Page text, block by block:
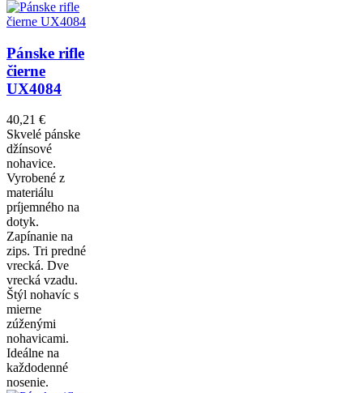
Pánske rifle
čierne
UX4084
40,21 €
Skvelé pánske
džínsové
nohavice.
Vyrobené z
materiálu
príjemného na
dotyk.
Zapínanie na
zips. Tri predné
vrecká. Dve
vrecká vzadu.
Štýl nohavíc s
mierne
zúženými
nohavicami.
Ideálne na
každodenné
nosenie.